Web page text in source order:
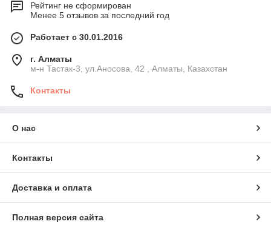
Рейтинг не сформирован
Менее 5 отзывов за последний год
Работает с 30.01.2016
г. Алматы
м-н Тастак-3, ул.Аносова, 42 , Алматы, Казахстан
Контакты
О нас
Контакты
Доставка и оплата
Полная версия сайта